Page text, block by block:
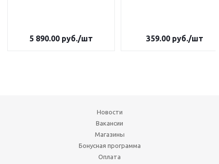
5 890.00 руб./шт 359.00руб./шт
Новости
Вакансии
Магазины
Бонусная программа
Оплата